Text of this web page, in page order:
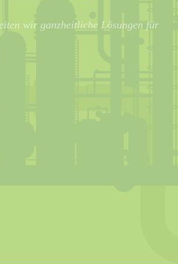
wir ganzheitliche Lösungen für